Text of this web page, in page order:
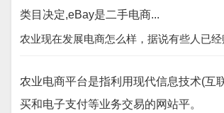
类目决定,eBay是二手电商...
农业现在发展电商怎么样，据说有些人已
农业电商平台是指利用现代信息技术(互
买和电子支付等业务交易的网站平。